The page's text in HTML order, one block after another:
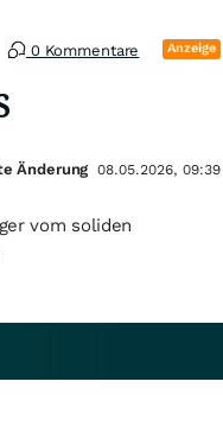
0 Kommentare Anzeige
vom soliden
Änderung 08.05.2026, 09:39